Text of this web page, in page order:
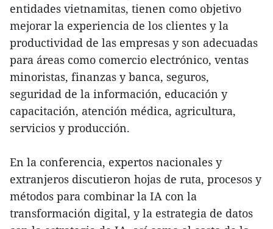
entidades vietnamitas, tienen como objetivo
mejorar la experiencia de los clientes y la
productividad de las empresas y son adecuadas
para áreas como comercio electrónico, ventas
minoristas, finanzas y banca, seguros,
seguridad de la información, educación y
capacitación, atención médica, agricultura,
servicios y producción.
En la conferencia, expertos nacionales y
extranjeros discutieron hojas de ruta, procesos y
métodos para combinar la IA con la
transformación digital, y la estrategia de datos